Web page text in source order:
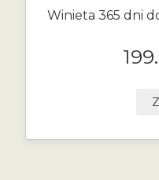
Winieta 365 dni